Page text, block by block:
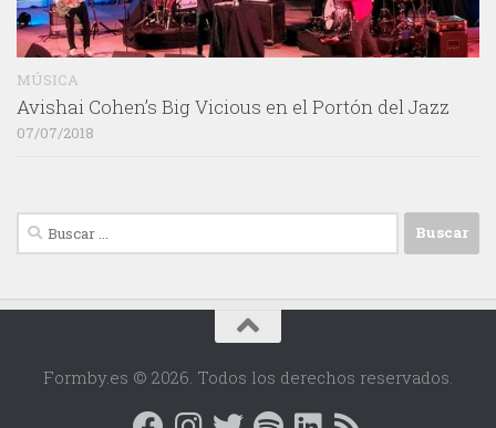
MÚSICA
Avishai Cohen’s Big Vicious en el Portón del Jazz
07/07/2018
Buscar:
Formby.es © 2026. Todos los derechos reservados.